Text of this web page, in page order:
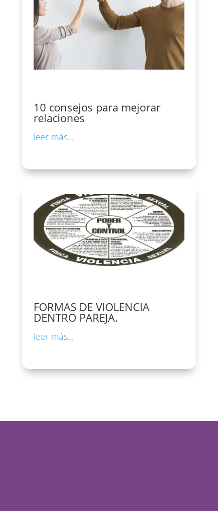
10 consejos para mejorar
relaciones
leer más...
FORMAS DE VIOLENCIA
DENTRO PAREJA.
leer más...